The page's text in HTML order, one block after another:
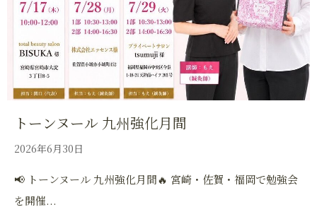
トーンヌール 九州強化月間
2026年6月30日
📢 トーンヌール 九州強化月間🔥 宮崎・佐賀・福岡で勉強会
を開催...